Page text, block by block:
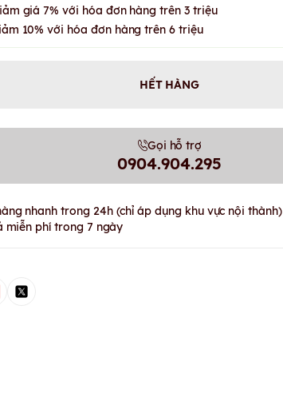
giá 7% với hóa đơn hàng trên 3 triệu
10% với hóa đơn hàng trên 6 triệu
HẾT HÀNG
Gọi hỗ trợ
0904.904.295
nhanh trong 24h (chỉ áp dụng khu vực nội thành)
miễn phí trong 7 ngày